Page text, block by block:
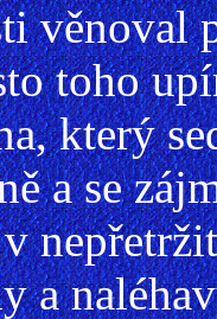
věnoval
toho
který
a se
a